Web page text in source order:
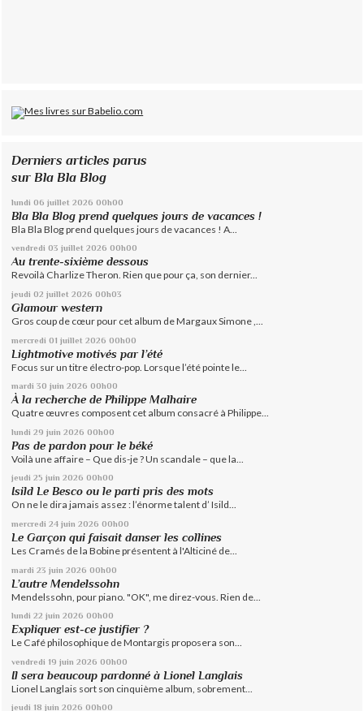
Derniers articles parus
sur Bla Bla Blog
lundi 06 juillet 2026 00h00
Bla Bla Blog prend quelques jours de vacances !
Bla Bla Blog prend quelques jours de vacances ! A...
vendredi 03 juillet 2026 00h00
Au trente-sixième dessous
Revoilà Charlize Theron. Rien que pour ça, son dernier...
jeudi 02 juillet 2026 00h03
Glamour western
Gros coup de cœur pour cet album de Margaux Simone ,...
mercredi 01 juillet 2026 00h00
Lightmotive motivés par l’été
Focus sur un titre électro-pop. Lorsque l’été pointe le...
mardi 30 juin 2026 00h00
À la recherche de Philippe Malhaire
Quatre œuvres composent cet album consacré à Philippe...
lundi 29 juin 2026 00h00
Pas de pardon pour le béké
Voilà une affaire – Que dis-je ? Un scandale – que la...
jeudi 25 juin 2026 00h00
Isild Le Besco ou le parti pris des mots
On ne le dira jamais assez : l’énorme talent d’ Isild...
mercredi 24 juin 2026 00h00
Le Garçon qui faisait danser les collines
Les Cramés de la Bobine présentent à l'Alticiné de...
mardi 23 juin 2026 00h00
L’autre Mendelssohn
Mendelssohn, pour piano. "OK", me direz-vous. Rien de...
lundi 22 juin 2026 00h00
Expliquer est-ce justifier ?
Le Café philosophique de Montargis proposera son...
vendredi 19 juin 2026 00h00
Il sera beaucoup pardonné à Lionel Langlais
Lionel Langlais sort son cinquième album, sobrement...
jeudi 18 juin 2026 00h00